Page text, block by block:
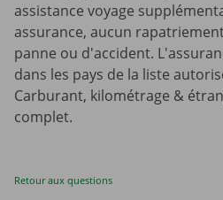
assistance voyage
assurance, aucun
panne ou d'accident.
dans les pays de la liste
Carburant, kilométrage &
complet.
Retour aux questions